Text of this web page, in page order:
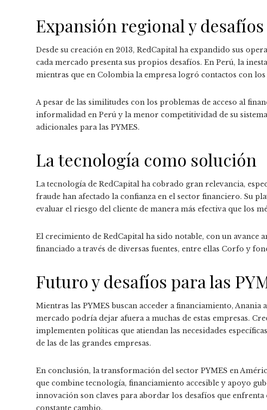
Expansión regional y desafíos
Desde su creación en 2013, RedCapital ha expandido sus
cada mercado presenta sus propios desafíos. En Perú, la
mientras que en Colombia la empresa logró contactos con
A pesar de las similitudes con los problemas de acceso al
informalidad en Perú y la menor competitividad de su
adicionales para las PYMES.
La tecnología como solución
La tecnología de RedCapital ha cobrado gran relevancia,
fraude han afectado la confianza en el sector financiero. Su
evaluar el riesgo del cliente de manera más efectiva que los
El crecimiento de RedCapital ha sido notable, con un avance
financiado a través de diversas fuentes, entre ellas Corfo y
Futuro y desafíos para las
Mientras las PYMES buscan acceder a financiamiento,
mercado podría dejar afuera a muchas de estas empresas.
implementen políticas que atiendan las necesidades
de las de las grandes empresas.
En conclusión, la transformación del sector PYMES en
que combine tecnología, financiamiento accesible y apoyo
innovación son claves para abordar los desafíos que
constante cambio.